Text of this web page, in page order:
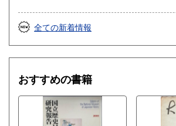
全ての新着情報
おすすめの書籍